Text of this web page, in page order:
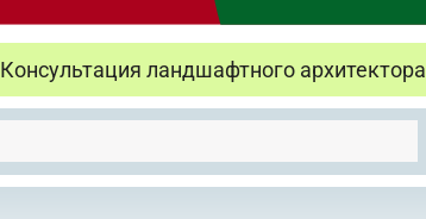
Консультация ландшафтного архитектора